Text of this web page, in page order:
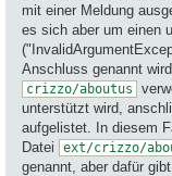
mit einer Meldung
es sich aber um einen
Anschluss genannt
crizzo/aboutus
unterstützt wird,
aufgelistet. In diesem
Datei
ext/crizzo/
genannt, aber dafür